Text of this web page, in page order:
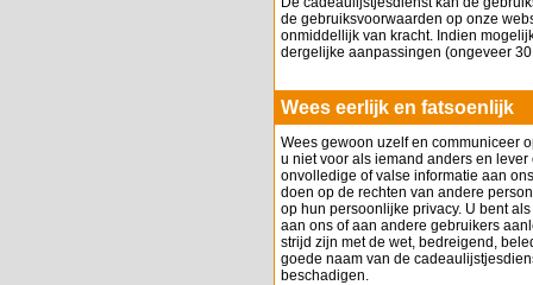
de gebruiksvoorwaarden op onze
onmiddellijk van kracht. Indien
dergelijke aanpassingen (ongeveer
Wees eerlijk en fatsoenlijk
Wees gewoon uzelf en communiceer
u niet voor als iemand anders en
onvolledige of valse informatie aan
doen op de rechten van andere
op hun persoonlijke privacy. U bent
aan ons of aan andere gebruikers
strijd zijn met de wet, bedreigend,
goede naam van de
beschadigen.